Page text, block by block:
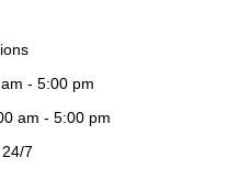
- 5:00 pm
am - 5:00 pm
7